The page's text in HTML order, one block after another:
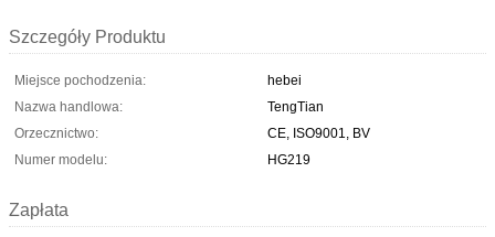
Szczegóły Produktu
Miejsce pochodzenia:
hebei
Nazwa handlowa:
TengTian
Orzecznictwo:
CE, ISO9001, BV
Numer modelu:
HG219
Zapłata